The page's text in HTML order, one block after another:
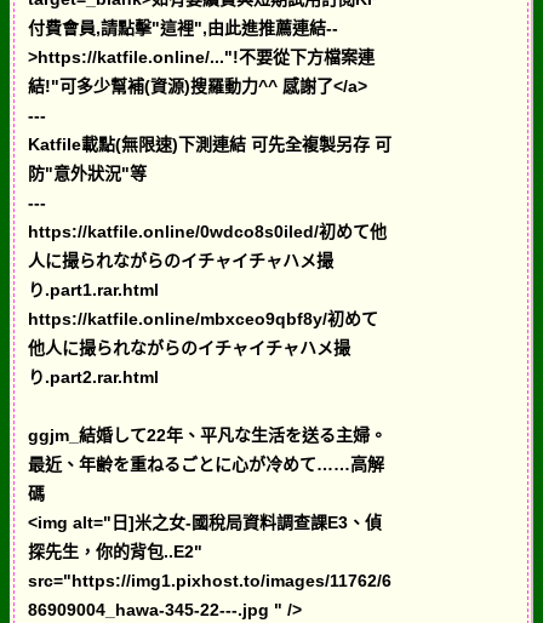
付費會員,請點擊"這裡",由此進推薦連結--
>https://katfile.online/..."!不要從下方檔案連
結!"可多少幫補(資源)搜羅動力^^ 感謝了</a>
---
Katfile載點(無限速)下測連結 可先全複製另存 可
防"意外狀況"等
---
https://katfile.online/0wdco8s0iled/初めて他
人に撮られながらのイチャイチャハメ撮
り.part1.rar.html
https://katfile.online/mbxceo9qbf8y/初めて
他人に撮られながらのイチャイチャハメ撮
り.part2.rar.html
ggjm_結婚して22年、平凡な生活を送る主婦。
最近、年齢を重ねるごとに心が冷めて……高解
碼
<img alt="日]米之女-國稅局資料調查課E3、偵
探先生，你的背包..E2"
src="https://img1.pixhost.to/images/11762/6
86909004_hawa-345-22---.jpg " />